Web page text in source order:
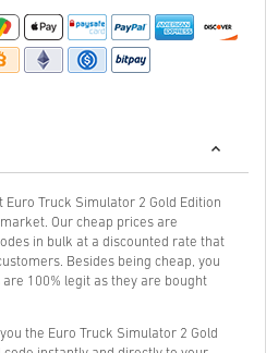
Truck Simulator 2 Gold Edition
market. Our cheap prices are
in bulk at a discounted rate that
Besides being cheap, you
100% legit as they are bought
the Euro Truck Simulator 2 Gold